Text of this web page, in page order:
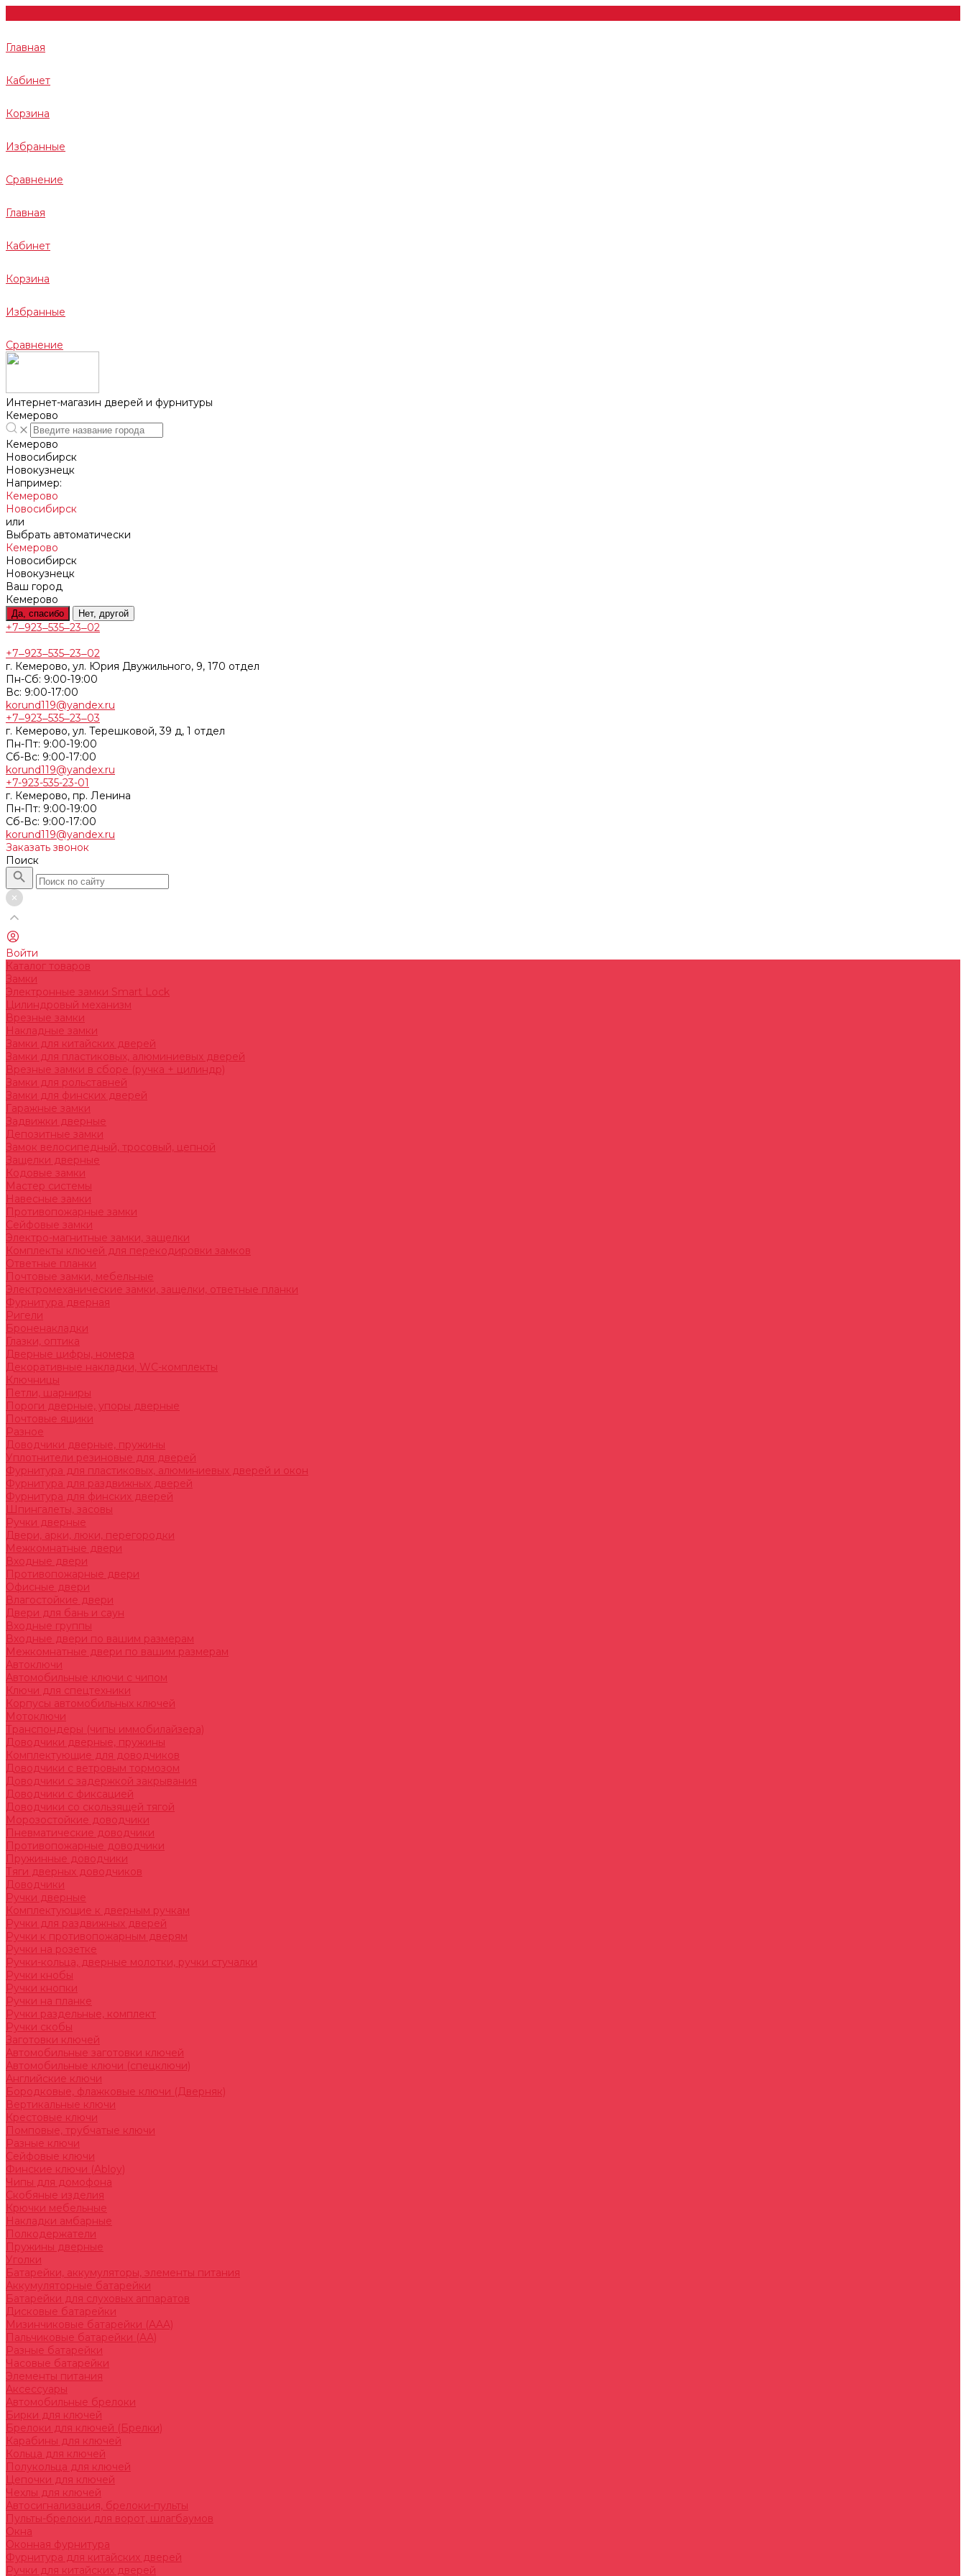
Главная
Кабинет
Корзина
Избранные
Сравнение
Главная
Кабинет
Корзина
Избранные
Сравнение
Интернет-магазин дверей и фурнитуры
Кемерово
Кемерово
Новосибирск
Новокузнецк
Например:
Кемерово
Новосибирск
или
Выбрать автоматически
Кемерово
Новосибирск
Новокузнецк
Ваш город
Кемерово
Да, спасибо Нет, другой
+7‒923‒535‒23‒02
+7‒923‒535‒23‒02
г. Кемерово, ул. Юрия Двужильного, 9, 170 отдел
Пн-Сб: 9:00-19:00
Вс: 9:00-17:00
korund119@yandex.ru
+7‒923‒535‒23‒03
г. Кемерово, ул. Терешковой, 39 д, 1 отдел
Пн-Пт: 9:00-19:00
Cб-Вс: 9:00-17:00
korund119@yandex.ru
+7-923-535-23-01
г. Кемерово, пр. Ленина
Пн-Пт: 9:00-19:00
Cб-Вс: 9:00-17:00
korund119@yandex.ru
Заказать звонок
Поиск
Войти
Каталог товаров
Замки
Электронные замки Smart Lock
Цилиндровый механизм
Врезные замки
Накладные замки
Замки для китайских дверей
Замки для пластиковых, алюминиевых дверей
Врезные замки в сборе (ручка + цилиндр)
Замки для рольставней
Замки для финских дверей
Гаражные замки
Задвижки дверные
Депозитные замки
Замок велосипедный, тросовый, цепной
Защелки дверные
Кодовые замки
Мастер системы
Навесные замки
Противопожарные замки
Сейфовые замки
Электро-магнитные замки, защелки
Комплекты ключей для перекодировки замков
Ответные планки
Почтовые замки, мебельные
Электромеханические замки, защелки, ответные планки
Фурнитура дверная
Ригели
Броненакладки
Глазки, оптика
Дверные цифры, номера
Декоративные накладки, WC-комплекты
Ключницы
Петли, шарниры
Пороги дверные, упоры дверные
Почтовые ящики
Разное
Доводчики дверные, пружины
Уплотнители резиновые для дверей
Фурнитура для пластиковых, алюминиевых дверей и окон
Фурнитура для раздвижных дверей
Фурнитура для финских дверей
Шпингалеты, засовы
Ручки дверные
Двери, арки, люки, перегородки
Межкомнатные двери
Входные двери
Противопожарные двери
Офисные двери
Влагостойкие двери
Двери для бань и саун
Входные группы
Входные двери по вашим размерам
Межкомнатные двери по вашим размерам
Автоключи
Автомобильные ключи с чипом
Ключи для спецтехники
Корпусы автомобильных ключей
Мотоключи
Транспондеры (чипы иммобилайзера)
Доводчики дверные, пружины
Комплектующие для доводчиков
Доводчики с ветровым тормозом
Доводчики с задержкой закрывания
Доводчики с фиксацией
Доводчики со скользящей тягой
Морозостойкие доводчики
Пневматические доводчики
Противопожарные доводчики
Пружинные доводчики
Тяги дверных доводчиков
Доводчики
Ручки дверные
Комплектующие к дверным ручкам
Ручки для раздвижных дверей
Ручки к противопожарным дверям
Ручки на розетке
Ручки-кольца, дверные молотки, ручки стучалки
Ручки кнобы
Ручки кнопки
Ручки на планке
Ручки раздельные, комплект
Ручки скобы
Заготовки ключей
Автомобильные заготовки ключей
Автомобильные ключи (спецключи)
Английские ключи
Бородковые, флажковые ключи (Дверняк)
Вертикальные ключи
Крестовые ключи
Помповые, трубчатые ключи
Разные ключи
Сейфовые ключи
Финские ключи (Abloy)
Чипы для домофона
Скобяные изделия
Крючки мебельные
Накладки амбарные
Полкодержатели
Пружины дверные
Уголки
Батарейки, аккумуляторы, элементы питания
Аккумуляторные батарейки
Батарейки для слуховых аппаратов
Дисковые батарейки
Мизинчиковые батарейки (AAA)
Пальчиковые батарейки (AA)
Разные батарейки
Часовые батарейки
Элементы питания
Аксессуары
Автомобильные брелоки
Бирки для ключей
Брелоки для ключей (Брелки)
Карабины для ключей
Кольца для ключей
Полукольца для ключей
Цепочки для ключей
Чехлы для ключей
Автосигнализация, брелоки-пульты
Пульты-брелоки для ворот, шлагбаумов
Окна
Оконная фурнитура
Фурнитура для китайских дверей
Ручки для китайских дверей